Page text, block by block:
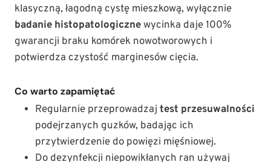
klasyczną, łagodną cystę mieszkową, wyłącznie
badanie histopatologicznewycinka daje 100%
gwarancji braku komórek nowotworowych i
potwierdza czystość marginesów cięcia.
Co warto zapamiętać
Regularnie przeprowadzaj test przesuwalności
podejrzanych guzków, badając ich
przytwierdzenie do powięzi mięśniowej.
Do dezynfekcji niepowikłanych ran używaj